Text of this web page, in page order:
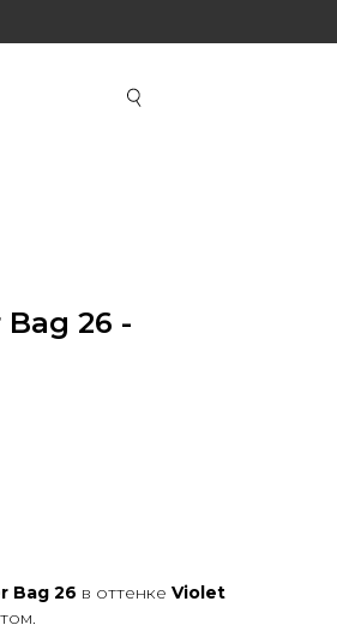
26 -
Bag 26 в оттенке Violet